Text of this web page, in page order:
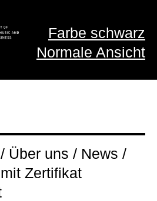
Farbe schwarz
Normale Ansicht
Über uns / News /
Zertifikat